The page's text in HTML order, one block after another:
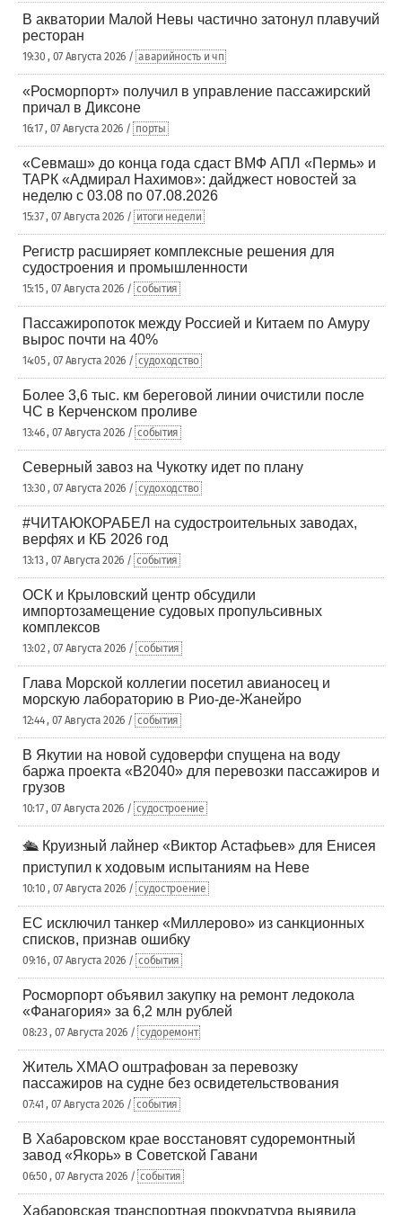
В акватории Малой Невы частично затонул плавучий
ресторан
19:30 , 07 Августа 2026 / аварийность и чп
«Росморпорт» получил в управление пассажирский
причал в Диксоне
16:17 , 07 Августа 2026 / порты
«Севмаш» до конца года сдаст ВМФ АПЛ «Пермь» и
ТАРК «Адмирал Нахимов»: дайджест новостей за
неделю с 03.08 по 07.08.2026
15:37 , 07 Августа 2026 / итоги недели
Регистр расширяет комплексные решения для
судостроения и промышленности
15:15 , 07 Августа 2026 / события
Пассажиропоток между Россией и Китаем по Амуру
вырос почти на 40%
14:05 , 07 Августа 2026 / судоходство
Более 3,6 тыс. км береговой линии очистили после
ЧС в Керченском проливе
13:46 , 07 Августа 2026 / события
Северный завоз на Чукотку идет по плану
13:30 , 07 Августа 2026 / судоходство
#ЧИТАЮКОРАБЕЛ на судостроительных заводах,
верфях и КБ 2026 год
13:13 , 07 Августа 2026 / события
ОСК и Крыловский центр обсудили
импортозамещение судовых пропульсивных
комплексов
13:02 , 07 Августа 2026 / события
Глава Морской коллегии посетил авианосец и
морскую лабораторию в Рио-де-Жанейро
12:44 , 07 Августа 2026 / события
В Якутии на новой судоверфи спущена на воду
баржа проекта «В2040» для перевозки пассажиров и
грузов
10:17 , 07 Августа 2026 / судостроение
🛳️ Круизный лайнер «Виктор Астафьев» для Енисея
приступил к ходовым испытаниям на Неве
10:10 , 07 Августа 2026 / судостроение
ЕС исключил танкер «Миллерово» из санкционных
списков, признав ошибку
09:16 , 07 Августа 2026 / события
Росморпорт объявил закупку на ремонт ледокола
«Фанагория» за 6,2 млн рублей
08:23 , 07 Августа 2026 / судоремонт
Житель ХМАО оштрафован за перевозку
пассажиров на судне без освидетельствования
07:41 , 07 Августа 2026 / события
В Хабаровском крае восстановят судоремонтный
завод «Якорь» в Советской Гавани
06:50 , 07 Августа 2026 / события
Хабаровская транспортная прокуратура выявила